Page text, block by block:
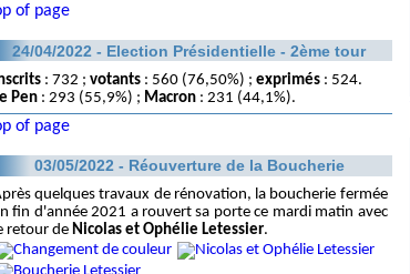
of page
24/04/2022 - Election Présidentielle - 2ème tour
: 732 ; votants: 560 (76,50%) ; exprimés: 524.
Pen: 293 (55,9%) ; Macron: 231 (44,1%).
of page
03/05/2022 - Réouverture de la Boucherie
quelques travaux de rénovation, la boucherie fermée
fin d'année 2021 a rouvert sa porte ce mardi matin avec
retour de Nicolas et Ophélie Letessier.